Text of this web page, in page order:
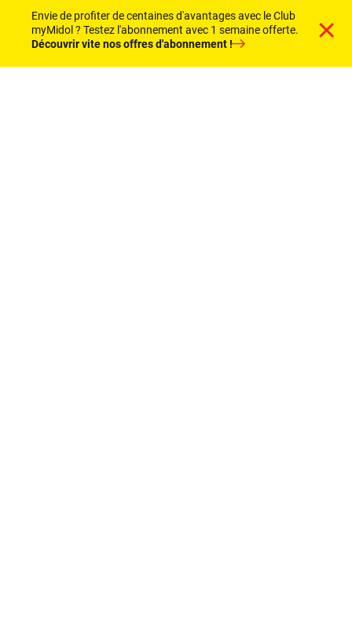
Envie de profiter de centaines d'avantages avec le Club
myMidol ? Testez l'abonnement avec 1 semaine offerte.
Découvrir vite nos offres d'abonnement !
Suivez-nous